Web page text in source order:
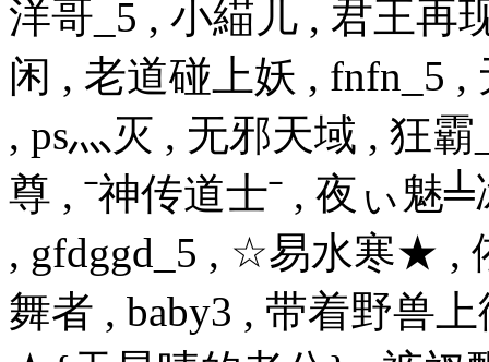
洋哥_5 , 小緢儿 , 君王再
闲 , 老道碰上妖 , fnfn_5
, ps灬灭 , 无邪天域 , 狂
尊 , ˉ神传道士ˉ , 夜ぃ魅
, gfdggd_5 , ☆易水寒★ ,
舞者 , baby3 , 带着野兽